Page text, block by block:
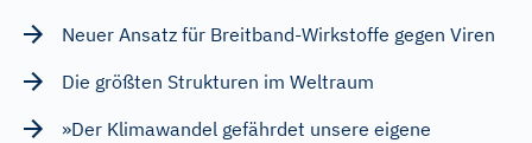
Neuer Ansatz für Breitband-Wirkstoffe gegen Viren
Die größten Strukturen im Weltraum
»Der Klimawandel gefährdet unsere eigene